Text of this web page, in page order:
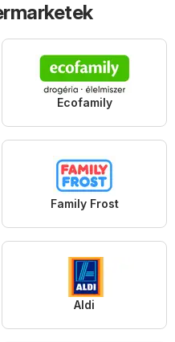
Ecofamily
Family Frost
Aldi